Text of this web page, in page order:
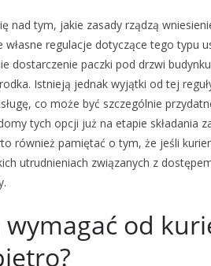
nad tym, jakie zasady rządzą
regulacje dotyczące tego typu
dostarczenie paczki pod drzwi
Istnieją jednak wyjątki od tej
co może być szczególnie
tych opcji już na etapie składania
również pamiętać o tym, że jeśli
utrudnieniach związanych z
wymagać od